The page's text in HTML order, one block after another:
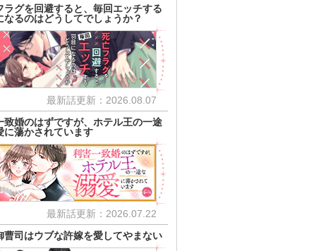
ラグを回避すると、毎回エッチする
なるのはどうしてでしょうか？
最新話更新：2026.08.07
致婚のはずですが、ホテル王の一途
に蕩かされています
最新話更新：2026.07.22
曹司はウブな許嫁を愛してやまない